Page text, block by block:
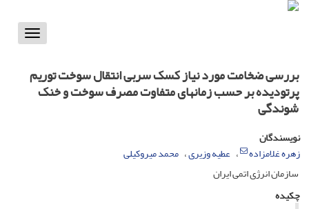
Toggle
بررسی ضخامت مورد نیاز کسک سربی انتقال سوخت توریم
پرتودیده بر حسب زمانهای متفاوت مصرف سوخت و خنک
شوندگی
نویسندگان
زهره غلامزاده
عطیه وزیری محمد میروکیلی
سازمان انرژی اتمی ایران
چکیده